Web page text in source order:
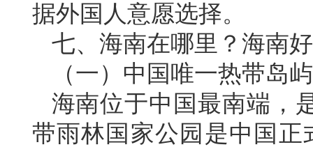
据外国人意愿选择。
七、海南在哪里？海南
（一）中国唯一热带岛
海南位于中国最南端，
带雨林国家公园是中国